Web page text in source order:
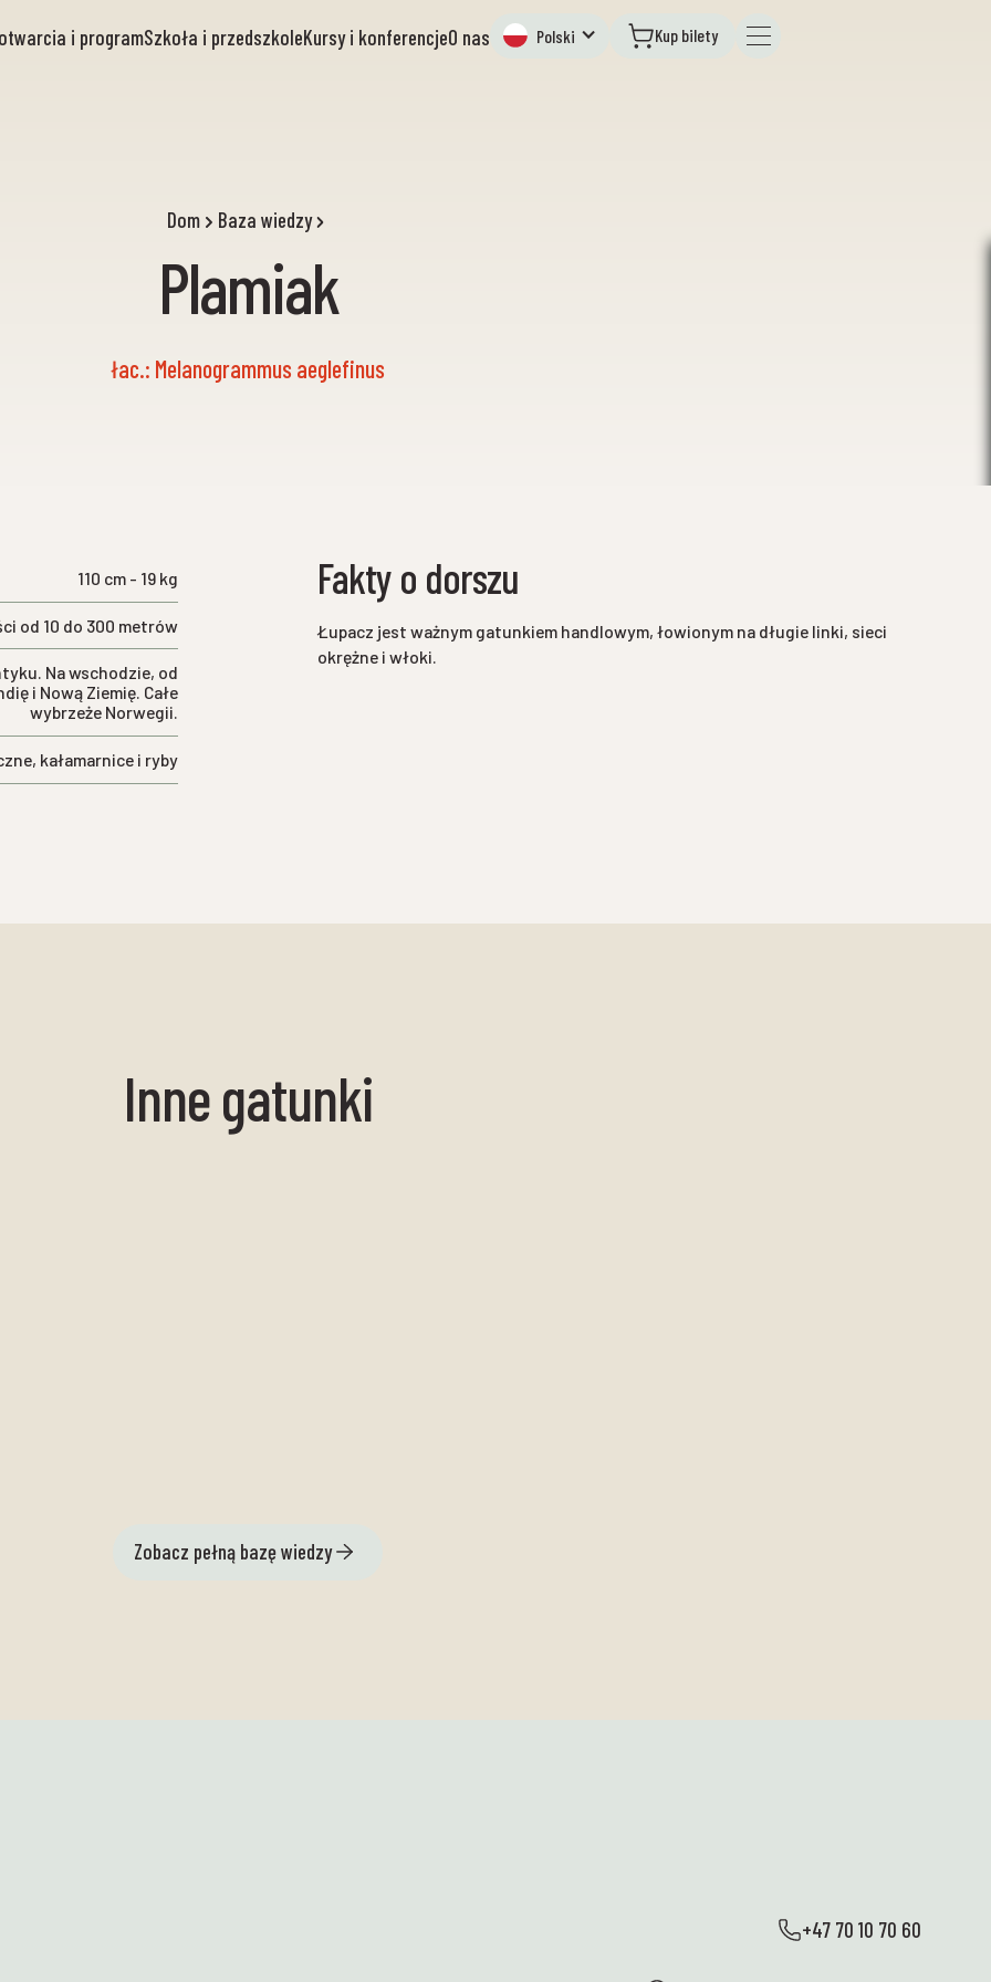
i programSzkoła i przedszkoleKursy i konferencjeO nas Polski Kup bilety
Dom Baza wiedzy
Plamiak
łac.: Melanogrammus aeglefinus
110 cm - 19 kg
od 10 do 300 metrów
Na wschodzie, od
i Nową Ziemię. Całe
wybrzeże Norwegii.
kałamarnice i ryby
Fakty o dorszu
Łupacz jest ważnym gatunkiem handlowym, łowionym na długie linki, sieci
okrężne i włoki.
Inne gatunki
Zobacz pełną bazę wiedzy
+47 70 10 70 60